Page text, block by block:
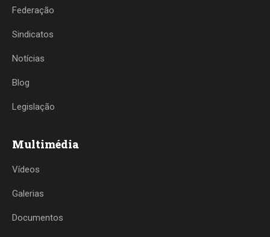
Federação
Sindicatos
Notícias
Blog
Legislação
Multimédia
Vídeos
Galerias
Documentos